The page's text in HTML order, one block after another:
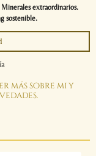
extraordinarios.
sostenible.
más sobre mi y